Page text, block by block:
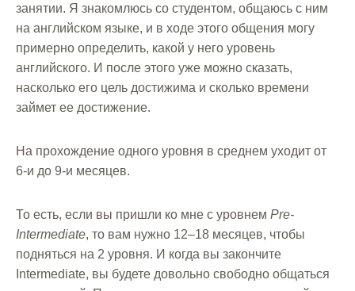
занятии. Я знакомлюсь со студентом, общаюсь с ним
на английском языке, и в ходе этого общения могу
примерно определить, какой у него уровень
английского. И после этого уже можно сказать,
насколько его цель достижима и сколько времени
займет ее достижение.
На прохождение одного уровня в среднем уходит от
6-и до 9-и месяцев.
То есть, если вы пришли ко мне с уровнем Pre-
Intermediate, то вам нужно 12–18 месяцев, чтобы
подняться на 2 уровня. И когда вы закончите
Intermediate, вы будете довольно свободно общаться